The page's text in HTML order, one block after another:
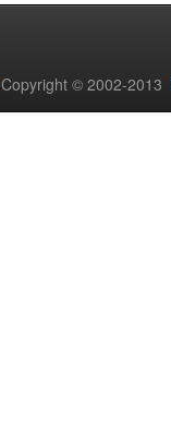
Copyright © 2002-2013